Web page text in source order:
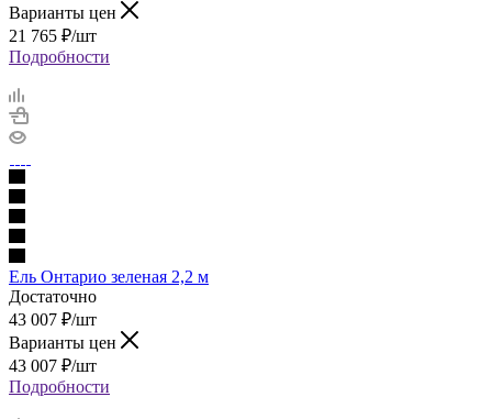
Варианты цен
21 765 ₽/шт
Подробности
Ель Онтарио зеленая 2,2 м
Достаточно
43 007 ₽/шт
Варианты цен
43 007 ₽/шт
Подробности